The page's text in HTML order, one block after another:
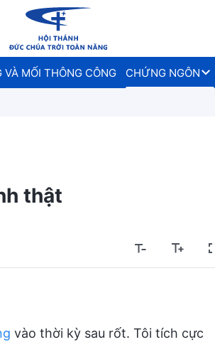
VÀ MỐI THÔNG CÔNG CHỨNG NGÔN
thật
vào thời kỳ sau rốt. Tôi tích cực